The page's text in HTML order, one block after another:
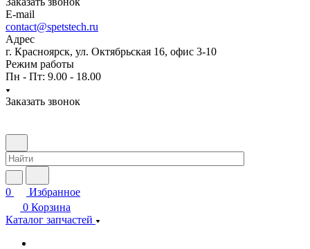
E-mail
contact@spetstech.ru
Адрес
г. Красноярск, ул. Октябрьская 16, офис 3-10
Режим работы
Пн - Пт: 9.00 - 18.00
Заказать звонок
0
Избранное
0 Корзина
Каталог запчастей